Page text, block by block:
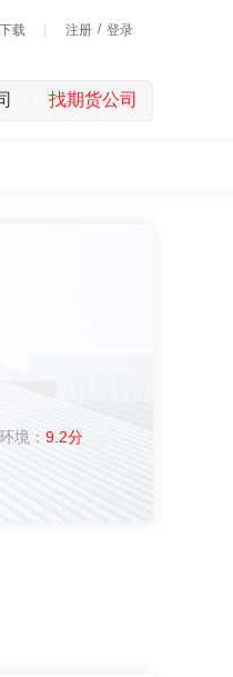
载 注册 / 登录
找期货公司
环境： 9.2分